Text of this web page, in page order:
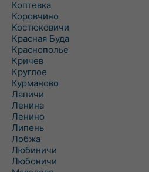
Коптевка
Коровчино
Костюковичи
Красная Буда
Краснополье
Кричев
Круглое
Курманово
Лапичи
Ленина
Ленино
Липень
Лобжа
Любиничи
Любоничи